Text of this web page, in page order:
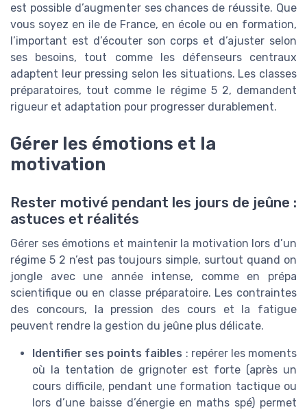
est possible d’augmenter ses chances de réussite. Que
vous soyez en ile de France, en école ou en formation,
l’important est d’écouter son corps et d’ajuster selon
ses besoins, tout comme les défenseurs centraux
adaptent leur pressing selon les situations. Les classes
préparatoires, tout comme le régime 5 2, demandent
rigueur et adaptation pour progresser durablement.
Gérer les émotions et la
motivation
Rester motivé pendant les jours de jeûne :
astuces et réalités
Gérer ses émotions et maintenir la motivation lors d’un
régime 5 2 n’est pas toujours simple, surtout quand on
jongle avec une année intense, comme en prépa
scientifique ou en classe préparatoire. Les contraintes
des concours, la pression des cours et la fatigue
peuvent rendre la gestion du jeûne plus délicate.
Identifier ses points faibles : repérer les moments
où la tentation de grignoter est forte (après un
cours difficile, pendant une formation tactique ou
lors d’une baisse d’énergie en maths spé) permet